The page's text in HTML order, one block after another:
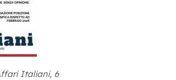
Italiani, 6